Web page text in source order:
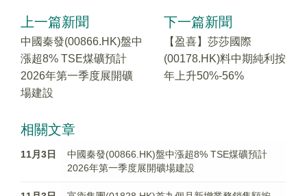
上一篇新聞
中國秦發(00866.HK)盤中
漲超8% TSE煤礦預計
2026年第一季度展開礦
場建設
下一篇新聞
【盈喜】莎莎國際
(00178.HK)料中期純利按
年上升50%-56%
相關文章
11月3日
中國秦發(00866.HK)盤中漲超8% TSE煤礦預計
2026年第一季度展開礦場建設